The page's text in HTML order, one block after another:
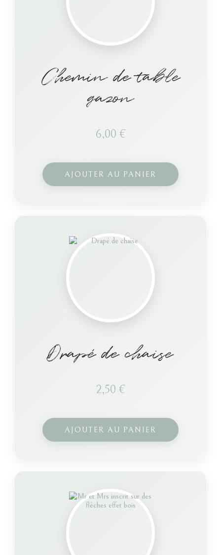
Chemin de table
gazon
6,00 €
AJOUTER AU PANIER
Drapé de chaise
2,50 €
AJOUTER AU PANIER